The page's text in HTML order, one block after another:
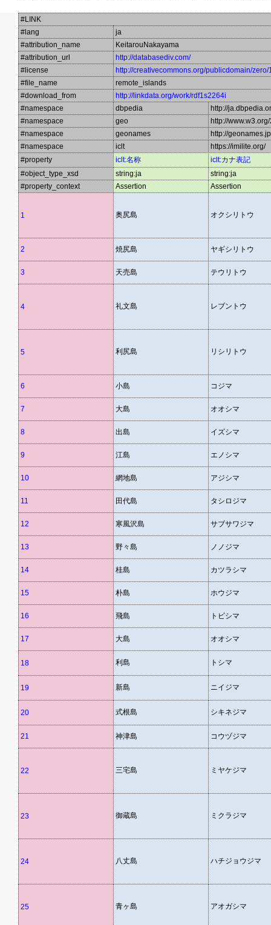
#LINK
#lang
ja
#attribution_name
KeitarouNakayama
#attribution_url
http://databasediv.com/
#license
http://creativecommons.org/publicdomain/
#file_name
remote_islands
#download_from
http://linkdata.org/work/rdf1s2264i
#namespace
dbpedia
http://
#namespace
geo
http://
#namespace
geonames
http://
#namespace
iclt
https://imilite.org/
#property
iclt:名称
iclt:カナ表記
#object_type_xsd
string:ja
string:ja
#property_context
Assertion Assertion
1 奥尻島 オクシリトウ
2 焼尻島 ヤギシリトウ
3 天売島 テウリトウ
4 礼文島 レブントウ
5 利尻島 リシリトウ
6 小島 コジマ
7 大島 オオシマ
8 出島 イズシマ
9 江島 エノシマ
10 網地島 アジシマ
11 田代島 タシロジマ
12 寒風沢島 サブサワジマ
13 野々島 ノノジマ
14 桂島 カツラシマ
15 朴島 ホウジマ
16 飛島 トビシマ
17 大島 オオシマ
18 利島 トシマ
19 新島 ニイジマ
20 式根島 シキネジマ
21 神津島 コウヅジマ
22 三宅島 ミヤケジマ
23 御蔵島 ミクラジマ
24 八丈島 ハチジョウジマ
25 青ヶ島 アオガシマ